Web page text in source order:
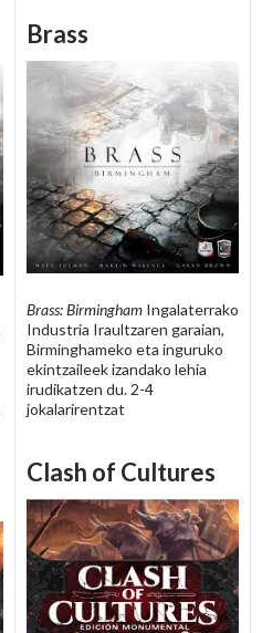
Brass
Brass: Birmingham Ingalaterrako
Industria Iraultzaren garaian,
Birminghameko eta inguruko
ekintzaileek izandako lehia
irudikatzen du. 2-4
jokalarirentzat
Clash of Cultures